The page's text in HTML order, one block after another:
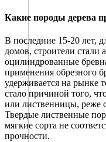
Какие породы дерева
В последние 15-20 лет,
домов, строители стали
оцилиндрованные
применения обрезного
удерживается на рынке
стало причиной того,
или лиственницы, реже
Твердые лиственные
мягкие сорта не
прочности.